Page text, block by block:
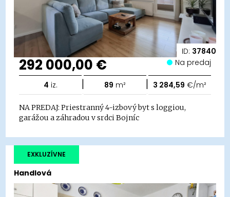
ID: 37840
292 000,00 € Na predaj
4 iz. | 89 m² | 3 284,59 €/m²
NA PREDAJ: Priestranný 4-izbový byt s loggiou,
garážou a záhradou v srdci Bojníc
Handlová
EXKLUZÍVNE